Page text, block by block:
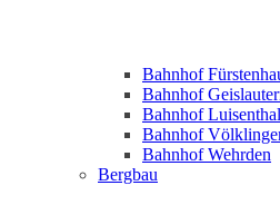
Bahnhof
Bahnhof
Bahnhof Luisenthal
Bahnhof
Bahnhof Wehrden
Bergbau